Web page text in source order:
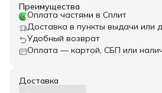
Преимущества
Оплата частями в Сплит
Доставка в пункты выдачи или
Удобный возврат
Оплата — картой, СБП или
Доставка